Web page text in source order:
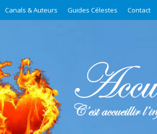
Canals & Auteurs Guides Célestes Contact